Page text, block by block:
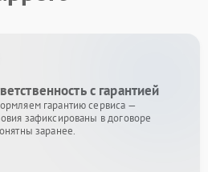
с гарантией
гарантию сервиса —
зафиксированы в договоре
заранее.